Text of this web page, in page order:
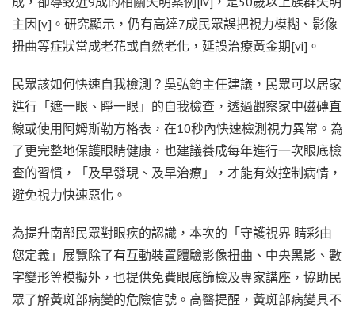
主因[v]。研究顯示，仍有高達7成民眾誤把視力模糊、影像
扭曲等症狀當成老花或自然老化，延誤治療黃金期[vi]。
民眾該如何快速自我檢測？吳弘鈞主任建議，民眾可以居家
進行「遮一眼、睜一眼」的自我檢查，透過觀察家中磁磚直
線或使用阿姆斯勒方格表，在10秒內快速檢測視力異常。為
了更完整地保護眼睛健康，也建議養成每年進行一次眼底檢
查的習慣，「及早發現、及早治療」，才能有效控制病情，
避免視力快速惡化。
為提升南部民眾對眼疾的認識，本次的「守護視界 睛彩由
您定義」展覽除了有互動裝置體驗影像扭曲、中央黑影、數
字變形等模擬外，也提供免費眼底篩檢及專家講座，協助民
眾了解黃斑部病變的危險信號。高醫提醒，黃斑部病變具不